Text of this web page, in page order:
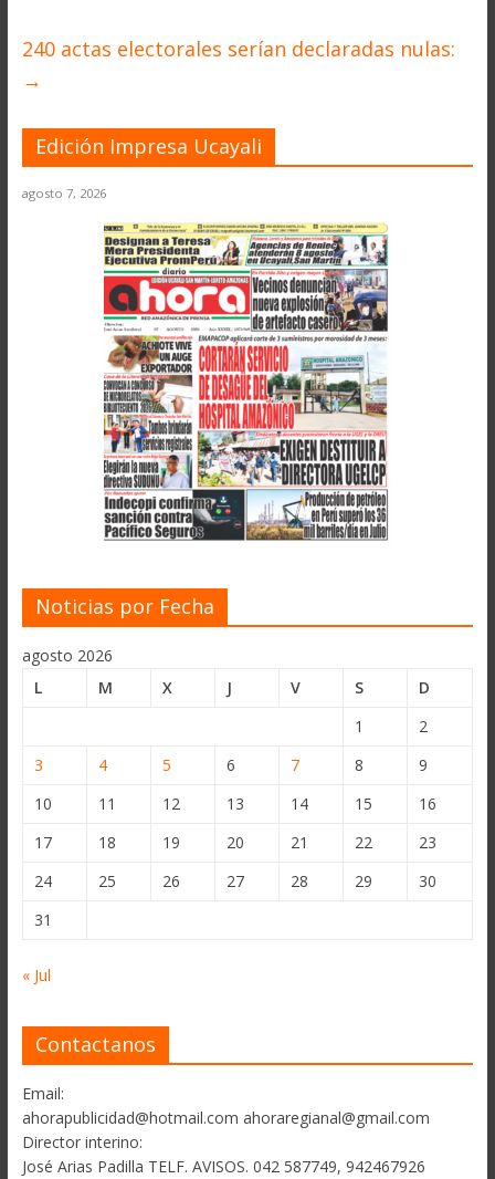
240 actas electorales serían declaradas nulas:
→
Edición Impresa Ucayali
agosto 7, 2026
Noticias por Fecha
agosto 2026
L
M X J V S
D
1
2
3
4 5 6 7 8
9
10
11 12 13 14 15
16
17
18 19 20 21 22
23
24
25 26 27 28 29
30
31
« Jul
Contactanos
Email:
ahorapublicidad@hotmail.com ahoraregianal@gmail.com
Director interino:
José Arias Padilla TELF. AVISOS. 042 587749, 942467926